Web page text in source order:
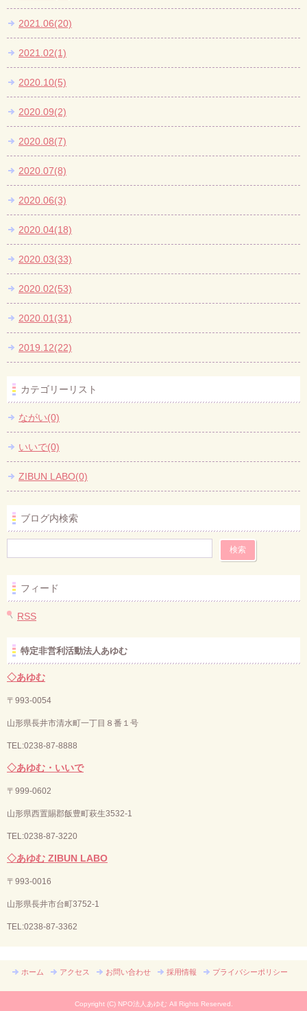
2021.06(20)
2021.02(1)
2020.10(5)
2020.09(2)
2020.08(7)
2020.07(8)
2020.06(3)
2020.04(18)
2020.03(33)
2020.02(53)
2020.01(31)
2019.12(22)
カテゴリーリスト
ながい(0)
いいで(0)
ZIBUN LABO(0)
ブログ内検索
フィード
RSS
特定非営利活動法人あゆむ
◇あゆむ
〒993-0054
山形県長井市清水町一丁目８番１号
TEL:0238-87-8888
◇あゆむ・いいで
〒 999-0602
山形県西置賜郡飯豊町萩生3532-1
TEL:0238-87-3220
◇あゆむ ZIBUN LABO
〒 993-0016
山形県長井市台町3752-1
TEL:0238-87-3362
ホーム アクセス お問い合わせ 採用情報 プライバシーポリシー
Copyright (C) NPO法人あゆむ All Rights Reserved.